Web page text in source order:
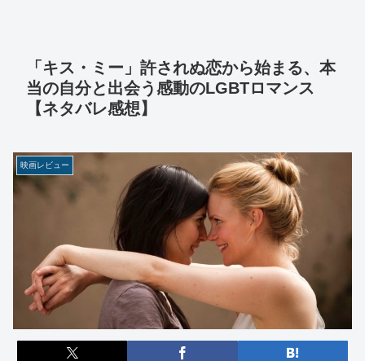
「キス・ミー」許されぬ恋から始まる、本
当の自分と出会う感動のLGBTロマンス
【ネタバレ感想】
映画レビュー